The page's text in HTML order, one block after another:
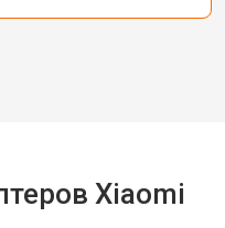
Xiaomi